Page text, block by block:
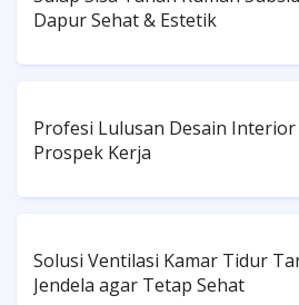
Dapur Sehat & Estetik
Profesi Lulusan Desain Interior
Prospek Kerja
Solusi Ventilasi Kamar Tidur
Jendela agar Tetap Sehat